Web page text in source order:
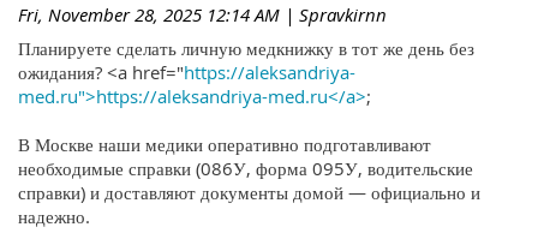
Fri, November 28, 2025 12:14 AM | Spravkirnn
Планируете сделать личную медкнижку в тот же день без
ожидания? <a href="https://aleksandriya-
med.ru">https://aleksandriya-med.ru</a>;
В Москве наши медики оперативно подготавливают
необходимые справки (086У, форма 095У, водительские
справки) и доставляют документы домой — официально и
надежно.